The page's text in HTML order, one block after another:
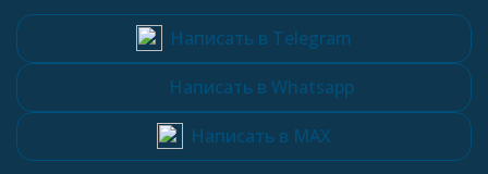
Написать в Telegram
Написать в Whatsapp
Написать в MAX